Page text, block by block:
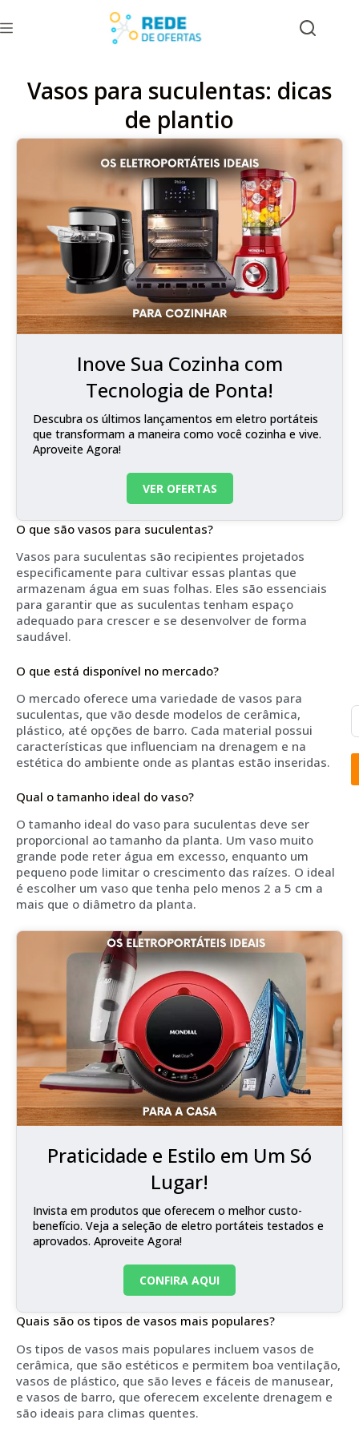
Vasos para suculentas: dicas
de plantio
Inove Sua Cozinha com
Tecnologia de Ponta!
Descubra os últimos lançamentos em eletro portáteis
que transformam a maneira como você cozinha e vive.
Aproveite Agora!
VER OFERTAS
O que são vasos para suculentas?
Vasos para suculentas são recipientes projetados
especificamente para cultivar essas plantas que
armazenam água em suas folhas. Eles são essenciais
para garantir que as suculentas tenham espaço
adequado para crescer e se desenvolver de forma
saudável.
O que está disponível no mercado?
O mercado oferece uma variedade de vasos para
suculentas, que vão desde modelos de cerâmica,
plástico, até opções de barro. Cada material possui
características que influenciam na drenagem e na
estética do ambiente onde as plantas estão inseridas.
Qual o tamanho ideal do vaso?
O tamanho ideal do vaso para suculentas deve ser
proporcional ao tamanho da planta. Um vaso muito
grande pode reter água em excesso, enquanto um
pequeno pode limitar o crescimento das raízes. O ideal
é escolher um vaso que tenha pelo menos 2 a 5 cm a
mais que o diâmetro da planta.
Praticidade e Estilo em Um Só
Lugar!
Invista em produtos que oferecem o melhor custo-
benefício. Veja a seleção de eletro portáteis testados e
aprovados. Aproveite Agora!
CONFIRA AQUI
Quais são os tipos de vasos mais populares?
Os tipos de vasos mais populares incluem vasos de
cerâmica, que são estéticos e permitem boa ventilação,
vasos de plástico, que são leves e fáceis de manusear,
e vasos de barro, que oferecem excelente drenagem e
são ideais para climas quentes.